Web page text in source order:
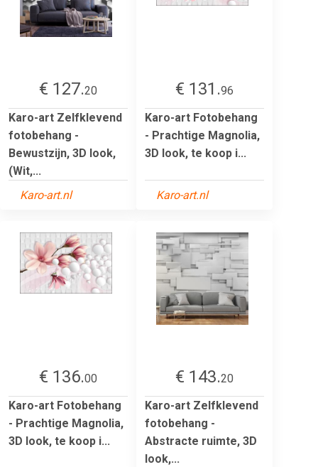
€ 127.20
Karo-art Zelfklevend
fotobehang -
Bewustzijn, 3D look,
(Wit,...
Karo-art.nl
€ 131.96
Karo-art Fotobehang
- Prachtige Magnolia,
3D look, te koop i...
Karo-art.nl
€ 136.00
Karo-art Fotobehang
- Prachtige Magnolia,
3D look, te koop i...
€ 143.20
Karo-art Zelfklevend
fotobehang -
Abstracte ruimte, 3D
look,...